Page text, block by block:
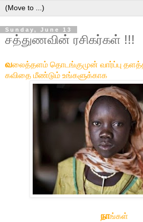
Sunday, June 13
சத்துணவின் ரசிகர்கள் !!!
வலைத்தளம் தொடங்குமுன் வார்ப்பு
கவிதை மீண்டும் உங்களுக்காக
நாங்கள்